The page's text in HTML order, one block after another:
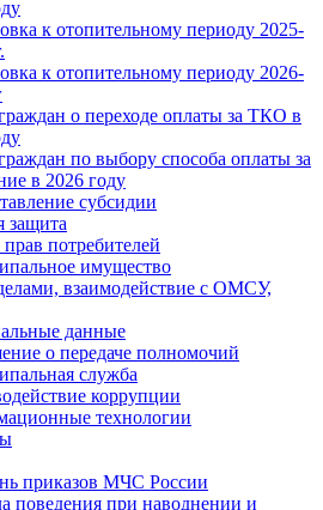
к отопительному периоду 2025-
к отопительному периоду 2026-
о переходе оплаты за ТКО в
по выбору способа оплаты за
в 2026 году
субсидии
защита
потребителей
имущество
взаимодействие с ОМСУ,
данные
о передаче полномочий
служба
коррупции
технологии
приказов МЧС России
поведения при наводнении и